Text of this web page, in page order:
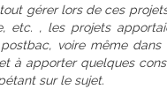
gérer lors de ces
etc. , les projets
voire même
à apporter quelques
sur le sujet.